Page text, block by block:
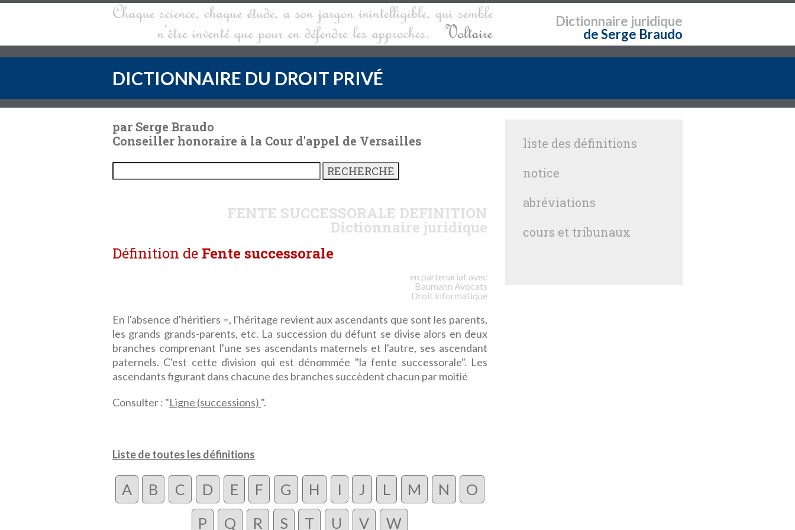
Dictionnaire juridique
de Serge Braudo
DICTIONNAIRE DU DROIT PRIVÉ
par Serge Braudo
Conseiller honoraire à la Cour d'appel de Versailles
FENTE SUCCESSORALE DEFINITION
Dictionnaire juridique
Définition de Fente successorale
en partenariat avec
Baumann Avocats
Droit informatique
En l'absence d'héritiers =, l'héritage revient aux ascendants que sont les parents,
les grands grands-parents, etc. La succession du défunt se divise alors en deux
branches comprenant l'une ses ascendants maternels et l'autre, ses ascendant
paternels. C'est cette division qui est dénommée "la fente successorale". Les
ascendants figurant dans chacune des branches succèdent chacun par moitié
Consulter : "Ligne (successions) ".
Liste de toutes les définitions
A B C D E F G H I J L M N
O
P
Q R S T U V W
liste des définitions
notice
abréviations
cours et tribunaux